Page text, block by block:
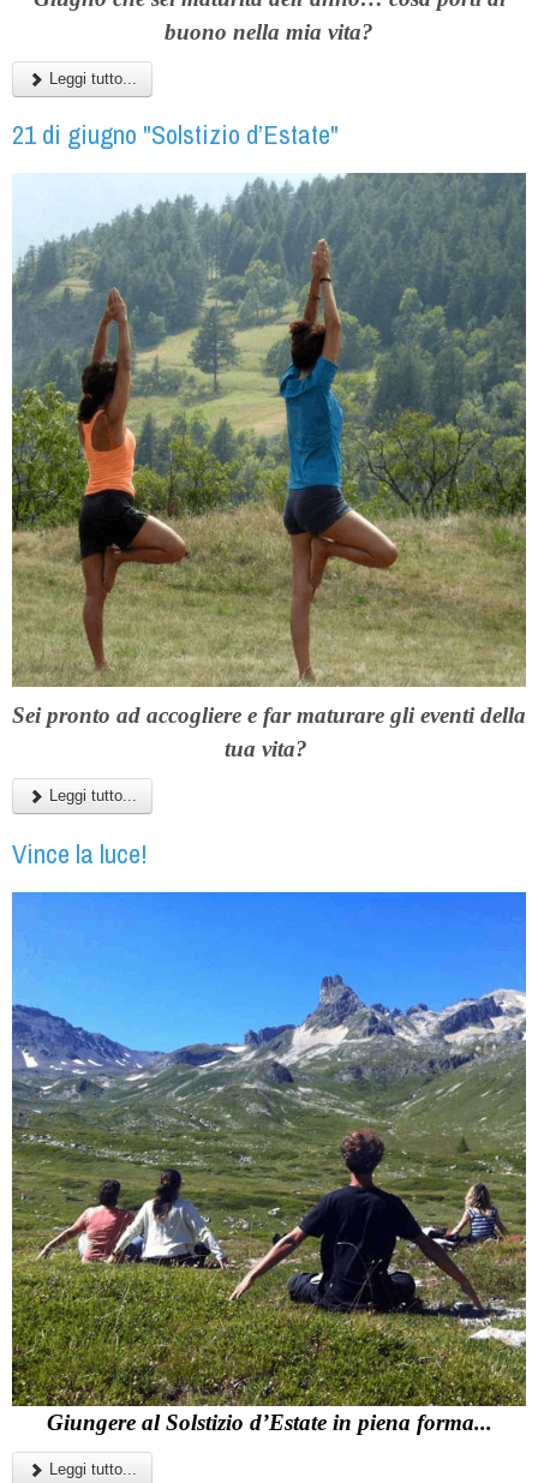
buono nella mia vita?
Leggi tutto...
21 di giugno "Solstizio d’Estate"
Sei pronto ad accogliere e far maturare gli eventi della
tua vita?
Leggi tutto...
Vince la luce!
Giungere al Solstizio d’Estate in piena forma...
Leggi tutto...